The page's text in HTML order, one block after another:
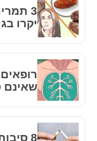
3
יקרו
שאינם
8